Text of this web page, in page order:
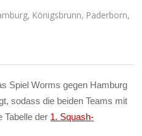
, Königsbrunn, Paderborn,
Spiel Worms gegen Hamburg
sodass die beiden Teams mit
Tabelle der 1. Squash-